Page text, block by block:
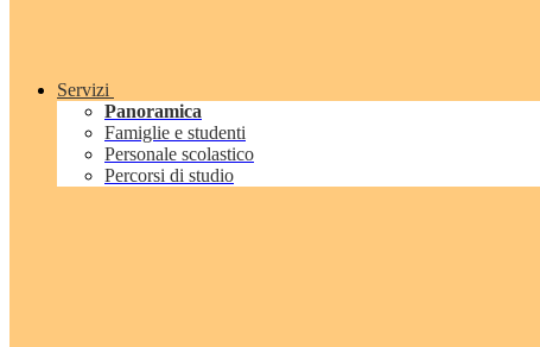
Servizi
Panoramica
Famiglie e studenti
Personale scolastico
Percorsi di studio